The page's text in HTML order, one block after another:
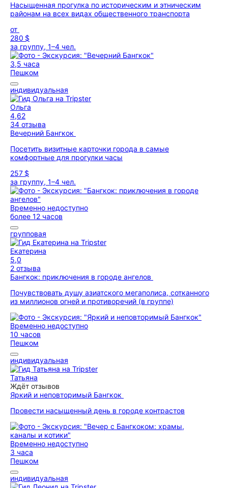
Насыщенная прогулка по историческим и этническим
районам на всех видах общественного транспорта
от
280 $
за группу, 1–4 чел.
3,5 часа
Пешком
индивидуальная
Ольга
4,62
34 отзыва
Вечерний Бангкок
Посетить визитные карточки города в самые
комфортные для прогулки часы
257 $
за группу, 1–4 чел.
Временно недоступно
более 12 часов
групповая
Екатерина
5,0
2 отзыва
Бангкок: приключения в городе ангелов
Почувствовать душу азиатского мегаполиса, сотканного
из миллионов огней и противоречий (в группе)
Временно недоступно
10 часов
Пешком
индивидуальная
Татьяна
Ждёт отзывов
Яркий и неповторимый Бангкок
Провести насыщенный день в городе контрастов
Временно недоступно
3 часа
Пешком
индивидуальная